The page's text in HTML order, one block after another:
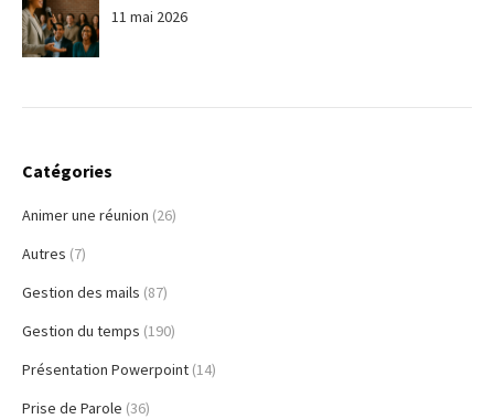
11 mai 2026
Catégories
Animer une réunion (26)
Autres (7)
Gestion des mails (87)
Gestion du temps (190)
Présentation Powerpoint (14)
Prise de Parole (36)